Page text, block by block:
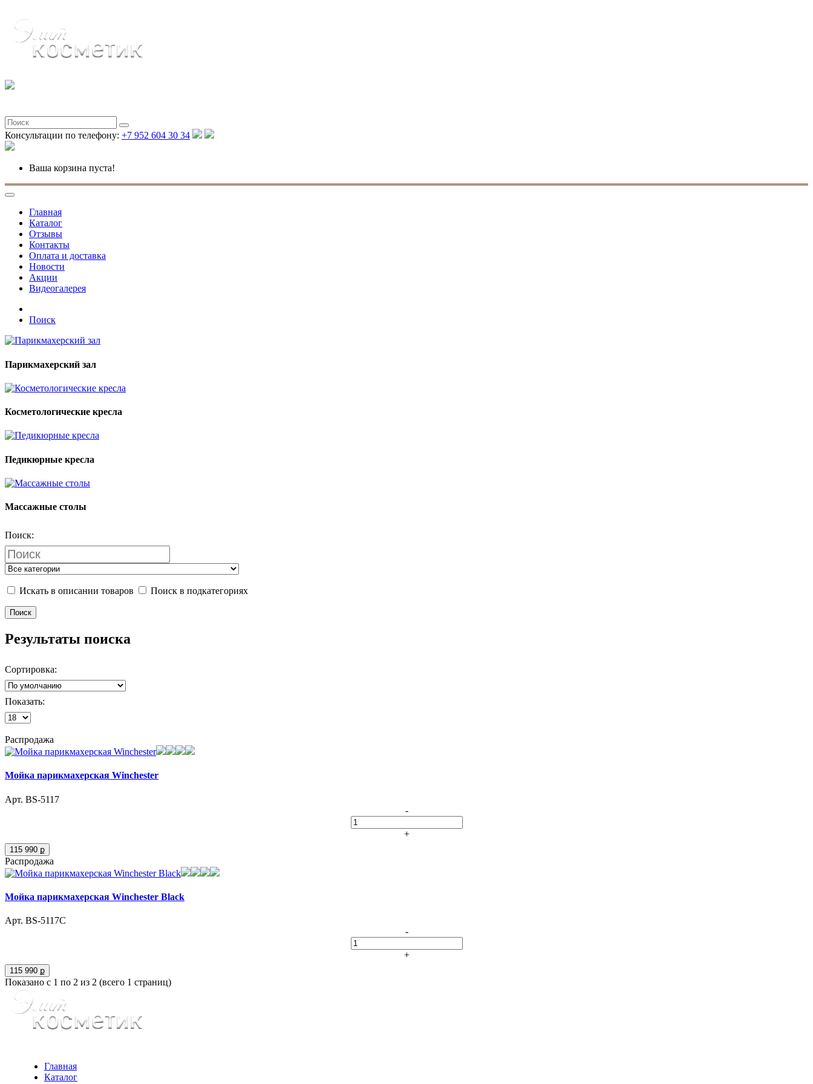
Консультации по телефону: +7 952 604 30 34
Ваша корзина пуста!
Главная
Каталог
Отзывы
Контакты
Оплата и доставка
Новости
Акции
Видеогалерея
Поиск
Парикмахерский зал
Косметологические кресла
Педикюрные кресла
Массажные столы
Поиск:
Искать в описании товаров Поиск в подкатегориях
Результаты поиска
Сортировка:
Показать:
Распродажа
Мойка парикмахерская Winchester
Арт. BS-5117
-
+
115 990 ք
Распродажа
Мойка парикмахерская Winchester Black
Арт. BS-5117С
-
+
115 990 ք
Показано с 1 по 2 из 2 (всего 1 страниц)
Главная
Каталог